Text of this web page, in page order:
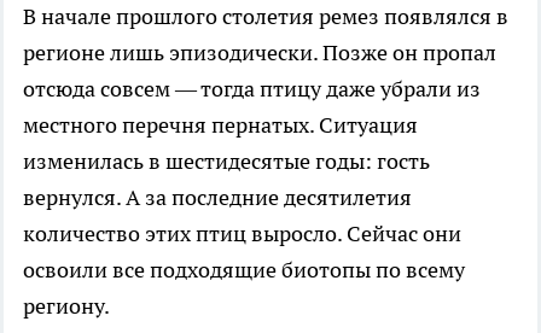
В начале прошлого столетия ремез появлялся в
регионе лишь эпизодически. Позже он пропал
отсюда совсем — тогда птицу даже убрали из
местного перечня пернатых. Ситуация
изменилась в шестидесятые годы: гость
вернулся. А за последние десятилетия
количество этих птиц выросло. Сейчас они
освоили все подходящие биотопы по всему
региону.